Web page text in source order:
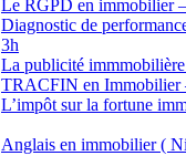
Le RGPD en immobilier
Diagnostic de
3h
La publicité
TRACFIN en Immobilier
L’impôt sur la fortune
Anglais en immobilier (